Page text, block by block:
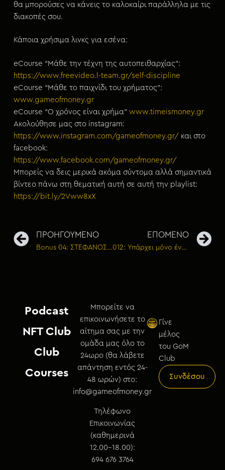
θα μπορούσες να κάνεις το καλοκαίρι παράλληλα με τις
διακοπές σου.
Κάποια χρήσιμα λινκς για εσένα:
eCourse “Μάθε την τέχνη της αυτοπειθαρχίας”:
https://www.freevideo.l-team.gr/self-discipline
eCourse “Μάθε το παιχνίδι του χρήματος”:
www.gameofmoney.gr
eCourse “Ο χρόνος είναι χρήμα” www.timeismoney.gr
Ακολούθησε μας στο instagram:
https://www.instagram.com/gameofmoney.gr/ και στο
facebook:
https://www.facebook.com/gameofmoney.gr/
Μπορείς να δεις μερικά ακόμα σύντομα αλλά σημαντικά
βίντεο πάνω στη θεματική αυτή σε αυτή την playlist:
https://bit.ly/2Vww8xX
ΠΡΟΗΓΟΥΜΕΝΟ
Bonus 04: ΣΤΕΦΑΝΟΣ ΞΕΝΑΚΗΣ – Τι σημαίνουν τα χρήματα για μένα
ΕΠΟΜΕΝΟ
012: Υπάρχει μόνο ένας τρόπος για να εμποδίσεις το χρήμα να εξουσιάζει τη ζωή σου
Podcast
NFT Club
Club
Courses
Μπορείτε να
επικοινωνήσετε το
αίτημα σας με την
ομάδα μας όλο το
24ωρο (θα λάβετε
απάντηση εντός 24-
48 ωρών) στο:
info@gameofmoney.gr
Τηλέφωνο
Επικοινωνίας
(καθημερινά
12.00-18.00):
694 676 3764
Γίνε
μέλος
του GoM
Club
Συνδέσου